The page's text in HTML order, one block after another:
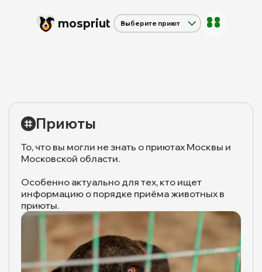
mospriut Выберите приют
Щербинка
Приюты
То, что вы могли не знать о приютах Москвы и
Московской области.
Особенно актуально для тех, кто ищет
информацию о порядке приёма животных в
приюты.